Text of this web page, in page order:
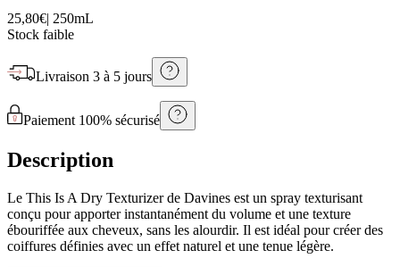
25,80€| 250mL
Stock faible
Livraison 3 à 5 jours
Paiement 100% sécurisé
Description
Le This Is A Dry Texturizer de Davines est un spray texturisant
conçu pour apporter instantanément du volume et une texture
ébouriffée aux cheveux, sans les alourdir. Il est idéal pour créer des
coiffures définies avec un effet naturel et une tenue légère.